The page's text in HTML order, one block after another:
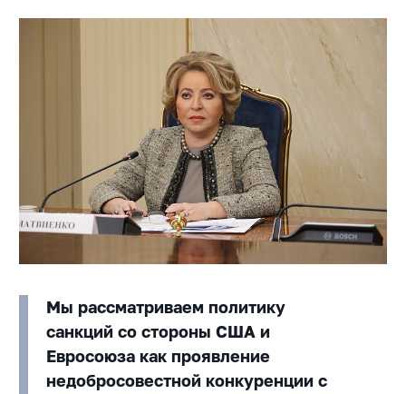
Мы рассматриваем политику
санкций со стороны США и
Евросоюза как проявление
недобросовестной конкуренции с